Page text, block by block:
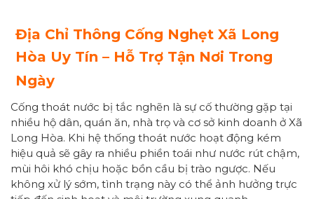
Địa Chỉ Thông Cống Nghẹt Xã Long
Hòa Uy Tín – Hỗ Trợ Tận Nơi Trong
Ngày
Cống thoát nước bị tắc nghẽn là sự cố thường gặp tại
nhiều hộ dân, quán ăn, nhà trọ và cơ sở kinh doanh ở Xã
Long Hòa. Khi hệ thống thoát nước hoạt động kém
hiệu quả sẽ gây ra nhiều phiền toái như nước rút chậm,
mùi hôi khó chịu hoặc bồn cầu bị trào ngược. Nếu
không xử lý sớm, tình trạng này có thể ảnh hưởng trực